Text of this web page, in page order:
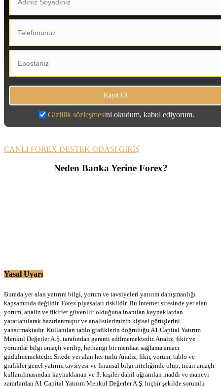
Gizlilik sözleşmesini okudum, kabul ediyorum.
CANLI FOREX DESTEK ODASI GİRİŞ
Neden Banka Yerine Forex?
Yasal Uyarı
Burada yer alan yatırım bilgi, yorum ve tavsiyeleri yatırım danışmanlığı
kapsamında değildir. Forex piyasaları risklidir. Bu internet sitesinde yer alan
yorum, analiz ve fikirler güvenilir olduğuna inanılan kaynaklardan
yararlanılarak hazırlanmıştır ve analistlerimizin kişisel görüşlerini
yansıtmaktadır. Kullanılan tablo grafiklerin doğruluğu A1 Capital Yatırım
Menkul Değerler A.Ş. tarafından garanti edilmemektedir. Analiz, fikir ve
yorumlar bilgi amaçlı verilip, herhangi bir menfaat sağlama amacı
güdülmemektedir. Sitede yer alan her türlü Analiz, fikir, yorum, tablo ve
grafikler genel yatırım tavsiyesi ve finansal bilgi niteliğinde olup, ticari amaçlı
kullanılmasından kaynaklanan ve 3. kişiler dahil uğranılan maddi ve manevi
zararlardan A1 Capital Yatırım Menkul Değerler A.Ş. hiçbir şekilde sorumlu